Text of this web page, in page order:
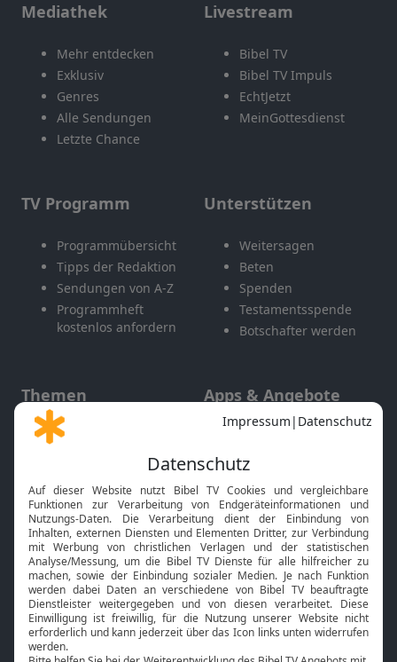
Mediathek
Mehr entdecken
Exklusiv
Genres
Alle Sendungen
Letzte Chance
Livestream
Bibel TV
Bibel TV Impuls
EchtJetzt
MeinGottesdienst
TV Programm
Programmübersicht
Tipps der Redaktion
Sendungen von A-Z
Programmheft
kostenlos anfordern
Unterstützen
Weitersagen
Beten
Spenden
Testamentsspende
Botschafter werden
Themen
Gott und Bibel erklärt
Neuigkeiten
Apps & Angebote
Mobile App
Smart TV
HbbTV
Bibelthek Online-Bibel
Nächster Gottesdienst
Bibel TV Service